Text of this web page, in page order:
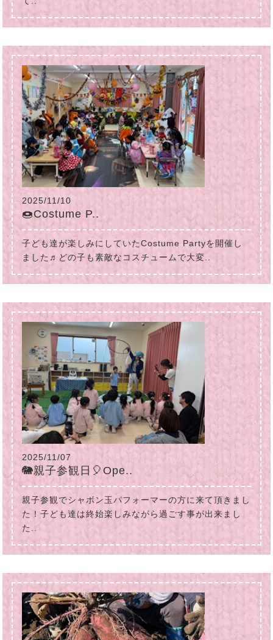
2025/11/10
🍩Costume P..
子ども達が楽しみにしていたCostume Partyを開催し
ました♬どの子も素敵なコスチュームで大変..
2025/11/07
🐘親子参観日🎈Ope..
親子参観でシャボン玉パフォーマーの方に来て頂きまし
た！子ども達は終始楽しみながら過ごす事が出来まし
た..